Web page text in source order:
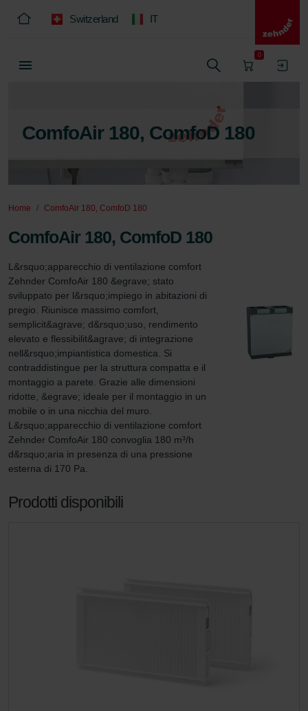
Switzerland IT
0
ComfoAir 180, ComfoD 180
Home ComfoAir 180, ComfoD 180
ComfoAir 180, ComfoD 180
L&rsquo;apparecchio di ventilazione comfort
Zehnder ComfoAir 180 &egrave; stato
sviluppato per l&rsquo;impiego in abitazioni di
pregio. Riunisce massimo comfort,
semplicit&agrave; d&rsquo;uso, rendimento
elevato e flessibilit&agrave; di integrazione
nell&rsquo;impiantistica domestica. Si
contraddistingue per la struttura compatta e il
montaggio a parete. Grazie alle dimensioni
ridotte, &egrave; ideale per il montaggio in un
mobile o in una nicchia del muro.
L&rsquo;apparecchio di ventilazione comfort
Zehnder ComfoAir 180 convoglia 180 m³/h
d&rsquo;aria in presenza di una pressione
esterna di 170 Pa.
Prodotti disponibili